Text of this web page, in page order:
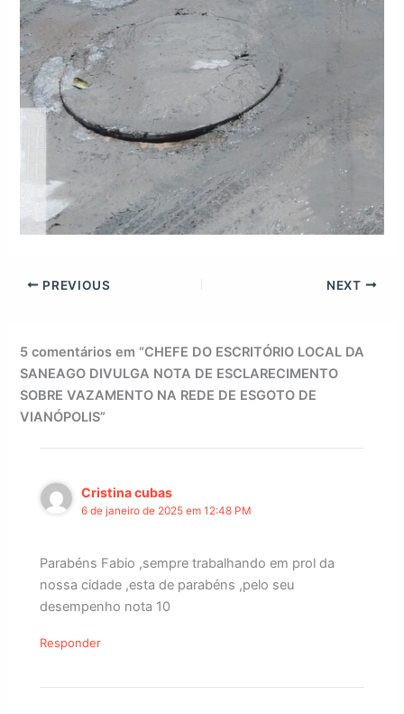
PREVIOUS NEXT
5 comentários em “CHEFE DO ESCRITÓRIO LOCAL DA
SANEAGO DIVULGA NOTA DE ESCLARECIMENTO
SOBRE VAZAMENTO NA REDE DE ESGOTO DE
VIANÓPOLIS”
Cristina cubas
6 de janeiro de 2025 em 12:48 PM
Parabéns Fabio ,sempre trabalhando em prol da
nossa cidade ,esta de parabéns ,pelo seu
desempenho nota 10
Responder